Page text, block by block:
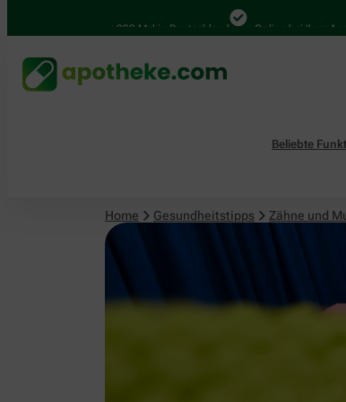
4.000 Mal in Deutschland Online bei Ihrer Apotheke
Beliebte
Home Gesundheitstipps Zähne und